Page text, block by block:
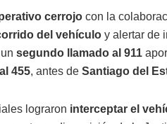
cerrojo con la
del vehículo y alertar de
segundo llamado al 911
455, antes de Santiago del
lograron interceptar el